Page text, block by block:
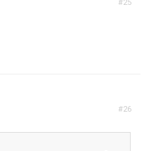
#25
#26